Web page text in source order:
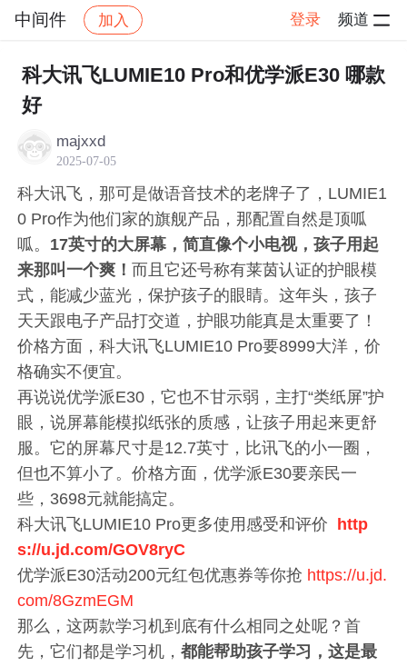
中间件 加入 登录 频道
社区 中间件
科大讯飞LUMIE10 Pro和优学派E30 哪款
好
majxxd
2025-07-05
科大讯飞，那可是做语音技术的老牌子了，LUMIE1
0 Pro作为他们家的旗舰产品，那配置自然是顶呱
呱。 17英寸的大屏幕，简直像个小电视，孩子用起
来那叫一个爽！而且它还号称有莱茵认证的护眼模
式，能减少蓝光，保护孩子的眼睛。这年头，孩子
天天跟电子产品打交道，护眼功能真是太重要了！
价格方面，科大讯飞LUMIE10 Pro要8999大洋，价
格确实不便宜。
再说说优学派E30，它也不甘示弱，主打“类纸屏”护
眼，说屏幕能模拟纸张的质感，让孩子用起来更舒
服。它的屏幕尺寸是12.7英寸，比讯飞的小一圈，
但也不算小了。价格方面，优学派E30要亲民一
些，3698元就能搞定。
科大讯飞LUMIE10 Pro更多使用感受和评价 http
s://u.jd.com/GOV8ryC
优学派E30活动200元红包优惠券等你抢 https://u.jd.
com/8GzmEGM
那么，这两款学习机到底有什么相同之处呢？首
先，它们都是学习机，都能帮助孩子学习，这是最